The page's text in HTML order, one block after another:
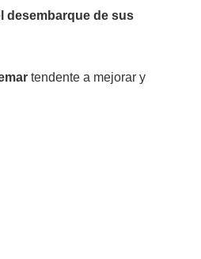
desembarque de sus
tendente a mejorar y